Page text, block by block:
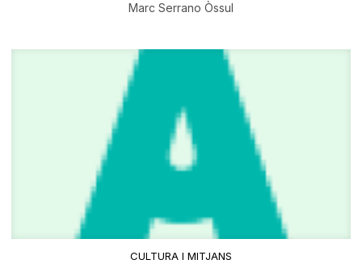
Marc Serrano Òssul
CULTURA I MITJANS